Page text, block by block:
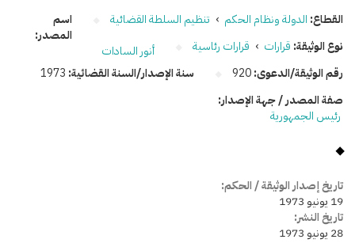
القطاع: الدولة ونظام الحكم › تنظيم السلطة القضائية
نوع الوثيقة: قرارات › قرارات رئاسية
رقم الوثيقة/الدعوى:920 سنة الإصدار/السنة القضائية: 1973
اسم
المصدر:
أنور السادات
صفة المصدر / جهة الإصدار:
رئيس الجمهورية
تاريخ إصدار الوثيقة / الحكم:
19 يونيو 1973
تاريخ النشر:
28 يونيو 1973